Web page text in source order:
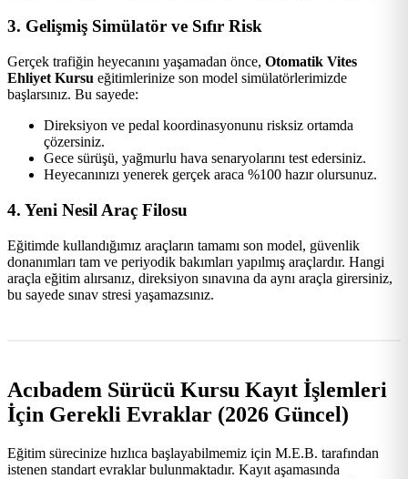
3. Gelişmiş Simülatör ve Sıfır Risk
Gerçek trafiğin heyecanını yaşamadan önce, Otomatik Vites
Ehliyet Kursu eğitimlerinize son model simülatörlerimizde
başlarsınız. Bu sayede:
Direksiyon ve pedal koordinasyonunu risksiz ortamda
çözersiniz.
Gece sürüşü, yağmurlu hava senaryolarını test edersiniz.
Heyecanınızı yenerek gerçek araca %100 hazır olursunuz.
4. Yeni Nesil Araç Filosu
Eğitimde kullandığımız araçların tamamı son model, güvenlik
donanımları tam ve periyodik bakımları yapılmış araçlardır. Hangi
araçla eğitim alırsanız, direksiyon sınavına da aynı araçla girersiniz,
bu sayede sınav stresi yaşamazsınız.
Acıbadem Sürücü Kursu Kayıt İşlemleri
İçin Gerekli Evraklar (2026 Güncel)
Eğitim sürecinize hızlıca başlayabilmemiz için M.E.B. tarafından
istenen standart evraklar bulunmaktadır. Kayıt aşamasında